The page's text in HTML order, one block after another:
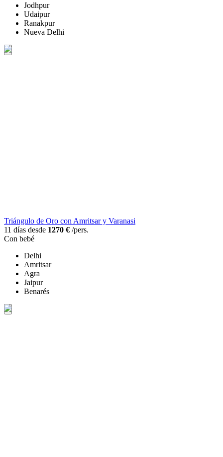
Jodhpur
Udaipur
Ranakpur
Nueva Delhi
Triángulo de Oro con Amritsar y Varanasi
11 días desde 1270 € /pers.
Con bebé
Delhi
Amritsar
Agra
Jaipur
Benarés